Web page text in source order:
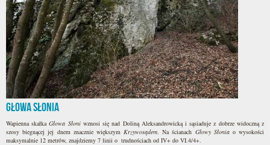
Głowa Słonia
Wapienna skałkaGłowa Słoniwznosi się nad Doliną Aleksandrowicką i sąsiaduje z dobrze widoczną z
szosy biegnącej jej dnem znacznie większym Krzywosądem. Na ścianach Głowy Słoniao wysokości
maksymalnie 12 metrów, znajdziemy 7 linii o trudnościach od IV+ do VI.4/4+.